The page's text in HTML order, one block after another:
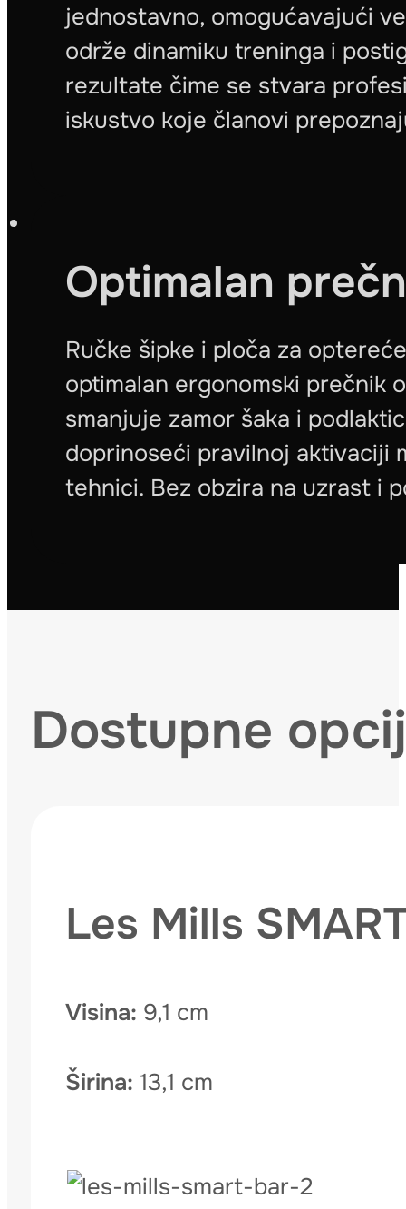
jednostavno, omogućavajući
održe dinamiku treninga i
rezultate čime se stvara
iskustvo koje članovi
Optimalan
Ručke šipke i ploča za
optimalan ergonomski prečnik
smanjuje zamor šaka i
doprinoseći pravilnoj aktivaciji
tehnici. Bez obzira na uzrast i
Dostupne
Les Mills
Visina: 9,1 cm
Širina: 13,1 cm